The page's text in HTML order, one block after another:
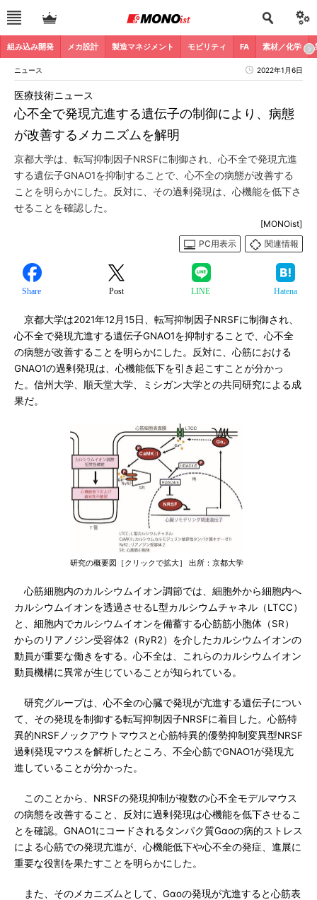
組み込み開発 メカ設計 製造マネジメント モビリティ FA 素材／化学
ニュース 2022年1月6日
心不全で発現亢進する遺伝子の制御により、病態
が改善するメカニズムを解明
医療技術ニュース
京都大学は、転写抑制因子NRSFに制御され、心不全で発現亢進
する遺伝子GNAO1を抑制することで、心不全の病態が改善する
ことを明らかにした。反対に、その過剰発現は、心機能を低下さ
せることを確認した。
[MONOist]
PC用表示
関連情報
Share Post LINE Hatena
京都大学は2021年12月15日、転写抑制因子NRSFに制御され、
心不全で発現亢進する遺伝子GNAO1を抑制することで、心不全
の病態が改善することを明らかにした。反対に、心筋における
GNAO1の過剰発現は、心機能低下を引き起こすことが分かっ
た。信州大学、順天堂大学、ミシガン大学との共同研究による成
果だ。
研究の概要図［クリックで拡大］ 出所：京都大学
心筋細胞内のカルシウムイオン調節では、細胞外から細胞内へ
カルシウムイオンを透過させるL型カルシウムチャネル（LTCC）
と、細胞内でカルシウムイオンを備蓄する心筋筋小胞体（SR）
からのリアノジン受容体2（RyR2）を介したカルシウムイオンの
動員が重要な働きをする。心不全は、これらのカルシウムイオン
動員機構に異常が生じていることが知られている。
研究グループは、心不全の心臓で発現が亢進する遺伝子につい
て、その発現を制御する転写抑制因子NRSFに着目した。心筋特
異的NRSFノックアウトマウスと心筋特異的優勢抑制変異型NRSF
過剰発現マウスを解析したところ、不全心筋でGNAO1が発現亢
進していることが分かった。
このことから、NRSFの発現抑制が複数の心不全モデルマウス
の病態を改善すること、反対に過剰発現は心機能を低下させるこ
とを確認。GNAO1にコードされるタンパク質Gαoの病的ストレス
による心筋での発現亢進が、心機能低下や心不全の発症、進展に
重要な役割を果たすことを明らかにした。
また、そのメカニズムとして、Gαoの発現が亢進すると心筋表